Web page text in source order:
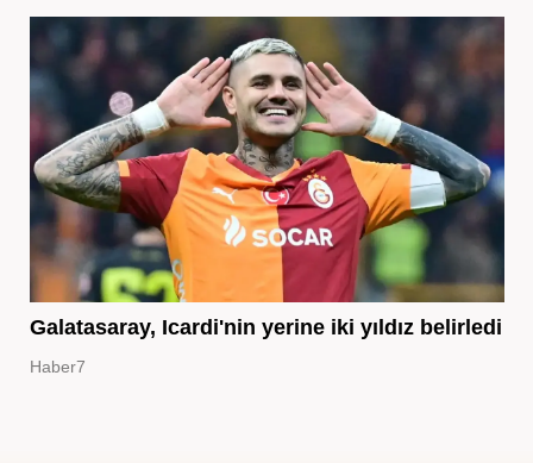
Galatasaray, Icardi'nin yerine iki yıldız belirledi
Haber7